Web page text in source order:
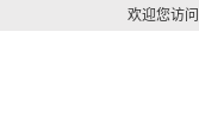
欢迎您访